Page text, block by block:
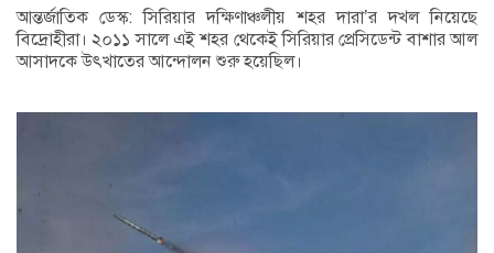
আন্তর্জাতিক ডেস্ক: সিরিয়ার দক্ষিণাঞ্চলীয় শহর দারা’র দখল নিয়েছে
বিদ্রোহীরা। ২০১১ সালে এই শহর থেকেই সিরিয়ার প্রেসিডেন্ট বাশার আল
আসাদকে উৎখাতের আন্দোলন শুরু হয়েছিল।